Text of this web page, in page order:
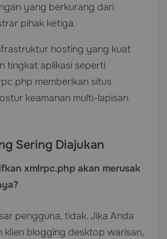
yang berkurang dari
pihak ketiga.
hosting yang kuat
tingkat aplikasi seperti
memberikan situs
keamanan multi-lapisan
Sering Diajukan
xmlrpc.php akan merusak
pengguna, tidak. Jika Anda
klien blogging desktop warisan,